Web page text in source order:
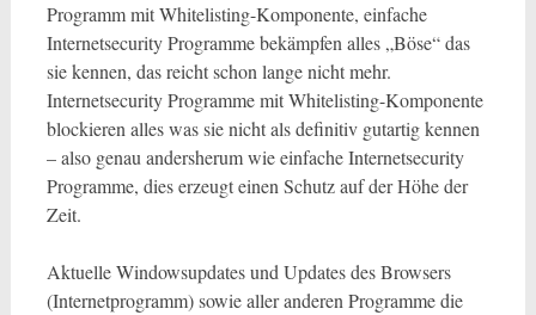
Programm mit Whitelisting-Komponente, einfache
Internetsecurity Programme bekämpfen alles „Böse“ das
sie kennen, das reicht schon lange nicht mehr.
Internetsecurity Programme mit Whitelisting-Komponente
blockieren alles was sie nicht als definitiv gutartig kennen
– also genau andersherum wie einfache Internetsecurity
Programme, dies erzeugt einen Schutz auf der Höhe der
Zeit.
Aktuelle Windowsupdates und Updates des Browsers
(Internetprogramm) sowie aller anderen Programme die